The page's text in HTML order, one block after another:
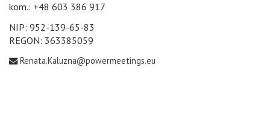
kom.: +48 603 386 917
NIP: 952-139-65-83
REGON: 363385059
Renata.Kaluzna@powermeetings.eu